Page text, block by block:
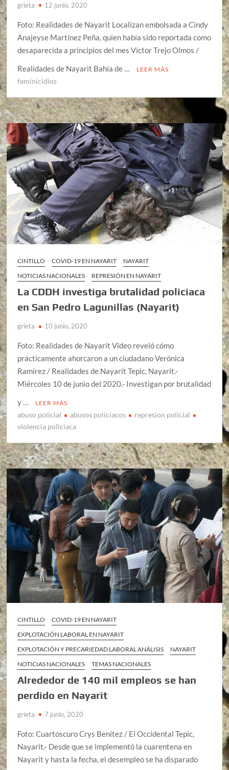
grieta 12 junio, 2020
Foto: Realidades de Nayarit Localizan embolsada a Cindy
Anajeyse Martínez Peña, quien había sido reportada como
desaparecida a principios del mes Víctor Trejo Olmos /
Realidades de Nayarit Bahía de …
LEER MÁS
feminicidios
CINTILLO COVID-19 EN NAYARIT
NAYARIT
NOTICIAS NACIONALES
REPRESIÓN EN NAYARIT
La CDDH investiga brutalidad policiaca
en San Pedro Lagunillas (Nayarit)
grieta 10 junio, 2020
Foto: Realidades de Nayarit Video reveló cómo
prácticamente ahorcaron a un ciudadano Verónica
Ramírez / Realidades de Nayarit Tepic, Nayarit.-
Miércoles 10 de junio del 2020.- Investigan por brutalidad
y …
LEER MÁS
abuso policial abusos policíacos
represion policial
violencia policiaca
CINTILLO
COVID-19 EN NAYARIT
EXPLOTACIÓN LABORAL EN NAYARIT
EXPLOTACIÓN Y PRECARIEDAD LABORAL ANÁLISIS
NAYARIT
NOTICIAS NACIONALES
TEMAS NACIONALES
Alrededor de 140 mil empleos se han
perdido en Nayarit
grieta 7 junio, 2020
Foto: Cuartoscuro Crys Benítez / El Occidental Tepic,
Nayarit.- Desde que se implementó la cuarentena en
Nayarit y hasta la fecha, el desempleo se ha disparado